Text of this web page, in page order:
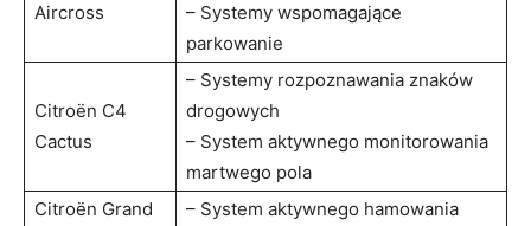
Aircross
– Systemy wspomagające
parkowanie
Citroën C4
Cactus
– Systemy rozpoznawania znaków
drogowych
– System aktywnego monitorowania
martwego pola
Citroën ‌Grand
– System aktywnego hamowania